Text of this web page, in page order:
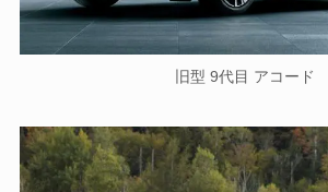
旧型 9代目 アコード